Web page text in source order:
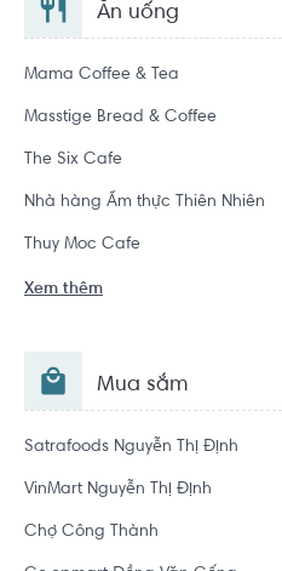
Ăn uống
Mama Coffee & Tea
Masstige Bread & Coffee
The Six Cafe
Nhà hàng Ẩm thực Thiên Nhiên
Thuy Moc Cafe
Xem thêm
Mua sắm
Satrafoods Nguyễn Thị Định
VinMart Nguyễn Thị Định
Chợ Công Thành